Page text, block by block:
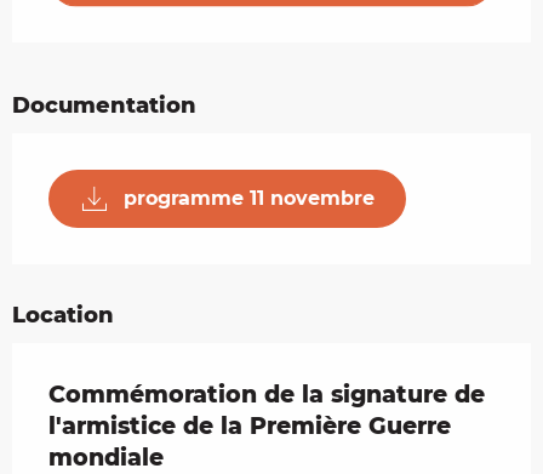
Documentation
programme 11 novembre
Location
Commémoration de la signature de
l'armistice de la Première Guerre
mondiale